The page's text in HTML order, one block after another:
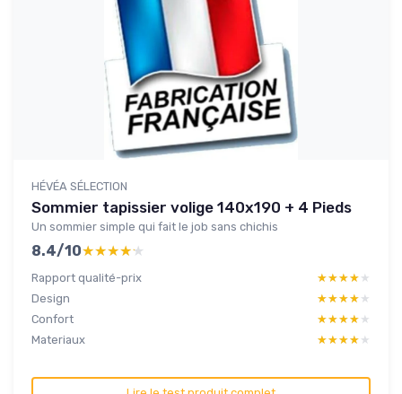
HÉVÉA SÉLECTION
Sommier tapissier volige 140x190 + 4 Pieds
Un sommier simple qui fait le job sans chichis
8.4/10★★★★★
★★★★★
Rapport qualité-prix ★★★★★
★★★★★
Design
★★★★★
★★★★★
Confort
★★★★★
★★★★★
Materiaux
★★★★★
★★★★★